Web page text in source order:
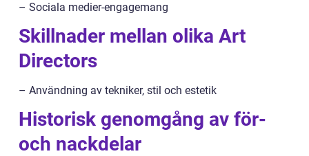
– Sociala medier-engagemang
Skillnader mellan olika Art
Directors
– Användning av tekniker, stil och estetik
Historisk genomgång av för-
och nackdelar